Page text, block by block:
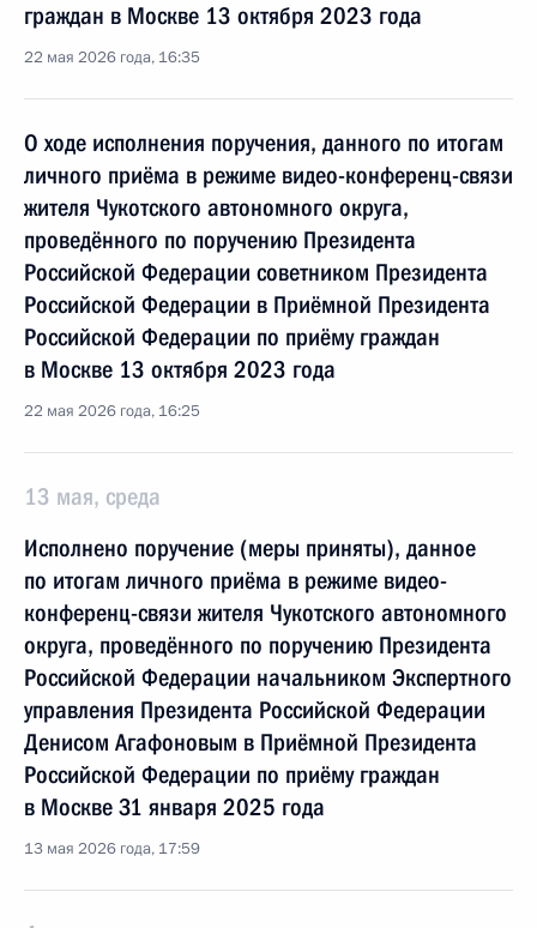
граждан в Москве 13 октября 2023 года
22 мая 2026 года, 16:35
О ходе исполнения поручения, данного по итогам
личного приёма в режиме видео-конференц-связи
жителя Чукотского автономного округа,
проведённого по поручению Президента
Российской Федерации советником Президента
Российской Федерации в Приёмной Президента
Российской Федерации по приёму граждан
в Москве 13 октября 2023 года
22 мая 2026 года, 16:25
13 мая, среда
Исполнено поручение (меры приняты), данное
по итогам личного приёма в режиме видео-
конференц-связи жителя Чукотского автономного
округа, проведённого по поручению Президента
Российской Федерации начальником Экспертного
управления Президента Российской Федерации
Денисом Агафоновым в Приёмной Президента
Российской Федерации по приёму граждан
в Москве 31 января 2025 года
13 мая 2026 года, 17:59